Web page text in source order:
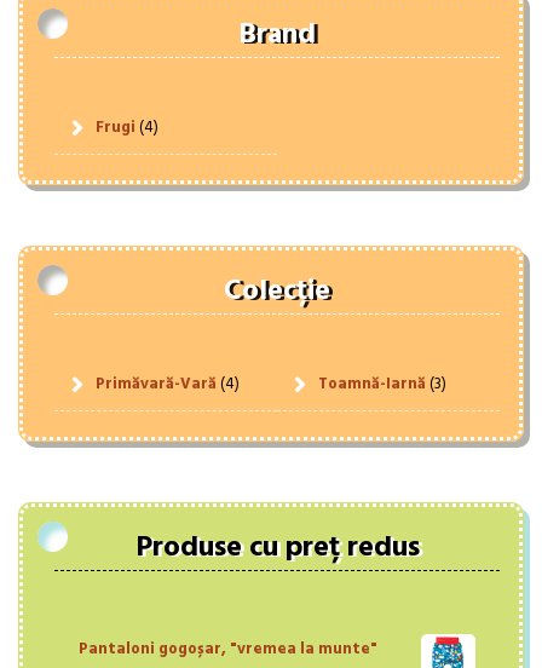
Brand
Frugi(4)
Colecție
Primăvară-Vară(4) Toamnă-Iarnă(3)
Produse cu preț redus
Pantaloni gogoșar, "vremea la munte"